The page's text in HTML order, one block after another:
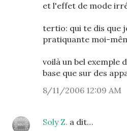
et l'effet de mode
tertio: qui te dis que
pratiquante moi-
voilà un bel exemple
base que sur des
8/11/2006 12:09 AM
Soly Z. a dit…